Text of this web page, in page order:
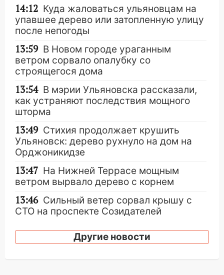
14:12 Куда жаловаться ульяновцам на
упавшее дерево или затопленную улицу
после непогоды
13:59 В Новом городе ураганным
ветром сорвало опалубку со
строящегося дома
13:54 В мэрии Ульяновска рассказали,
как устраняют последствия мощного
шторма
13:49 Стихия продолжает крушить
Ульяновск: дерево рухнуло на дом на
Орджоникидзе
13:47 На Нижней Террасе мощным
ветром вырвало дерево с корнем
13:46 Сильный ветер сорвал крышу с
СТО на проспекте Созидателей
13:35 Непогода продолжает бить по
транспорту: в Ульяновске трамвай
Другие новости